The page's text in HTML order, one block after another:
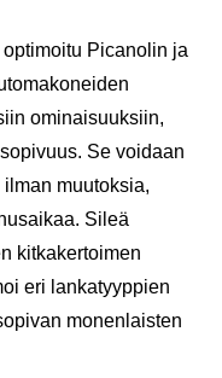
Picanolin ja
ominaisuuksiin,
Se voidaan
muutoksia,
Sileä
kitkakertoimen
eri lankatyyppien
monenlaisten